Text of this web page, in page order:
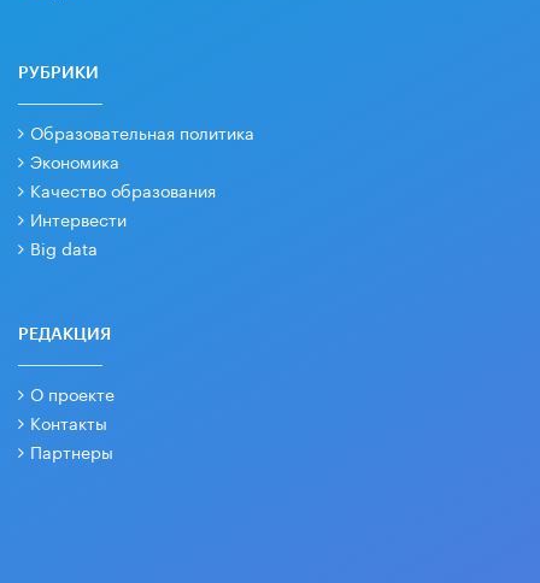
РУБРИКИ
Образовательная политика
Экономика
Качество образования
Интервести
Big data
РЕДАКЦИЯ
О проекте
Контакты
Партнеры